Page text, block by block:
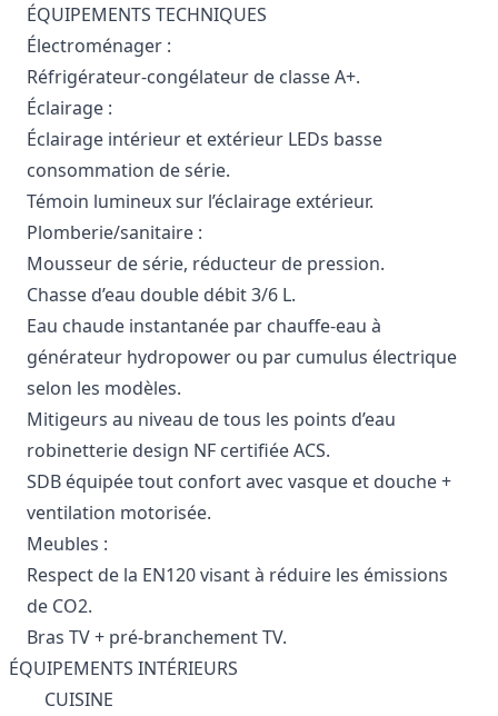
ÉQUIPEMENTS TECHNIQUES
Électroménager :
Réfrigérateur-congélateur de classe A+.
Éclairage :
Éclairage intérieur et extérieur LEDs basse
consommation de série.
Témoin lumineux sur l’éclairage extérieur.
Plomberie/sanitaire :
Mousseur de série, réducteur de pression.
Chasse d’eau double débit 3/6 L.
Eau chaude instantanée par chauffe-eau à
générateur hydropower ou par cumulus électrique
selon les modèles.
Mitigeurs au niveau de tous les points d’eau
robinetterie design NF certifiée ACS.
SDB équipée tout confort avec vasque et douche +
ventilation motorisée.
Meubles :
Respect de la EN120 visant à réduire les émissions
de CO2.
Bras TV + pré-branchement TV.
ÉQUIPEMENTS INTÉRIEURS
CUISINE